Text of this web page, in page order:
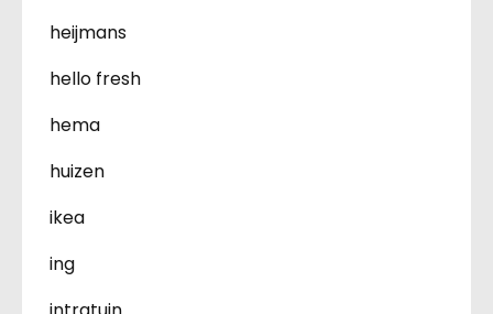
heijmans
hello fresh
hema
huizen
ikea
ing